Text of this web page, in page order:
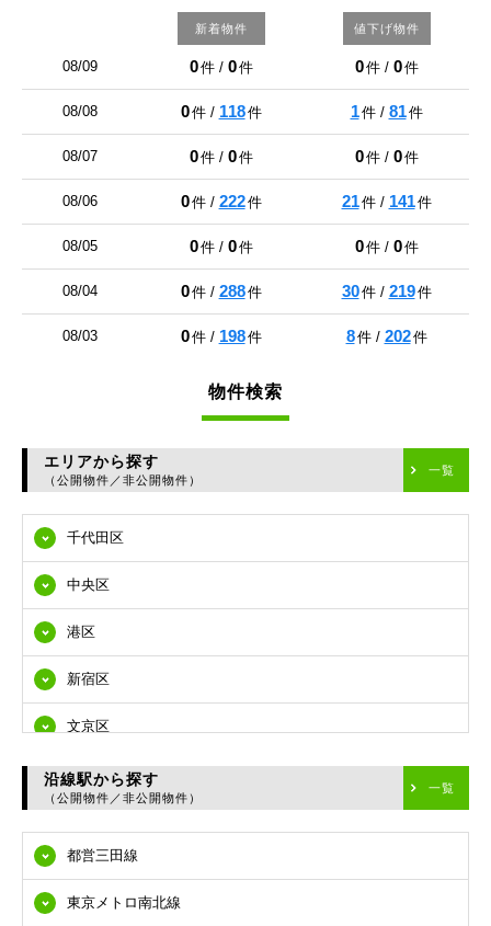
新着物件 値下げ物件
08/09 0件 / 0件 0件 / 0件
08/08 0件 / 118件 1件 / 81件
08/07 0件 / 0件 0件 / 0件
08/06 0件 / 222件 21件 / 141件
08/05 0件 / 0件 0件 / 0件
08/04 0件 / 288件 30件 / 219件
08/03 0件 / 198件 8件 / 202件
物件検索
エリアから探す
（公開物件／非公開物件）
一覧
千代田区
中央区
港区
新宿区
文京区
台東区
江東区
品川区
沿線駅から探す
（公開物件／非公開物件）
一覧
都営三田線
東京メトロ南北線